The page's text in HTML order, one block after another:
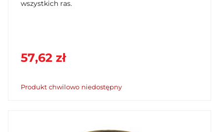
wszystkich ras.
57,62 zł
Produkt chwilowo niedostępny